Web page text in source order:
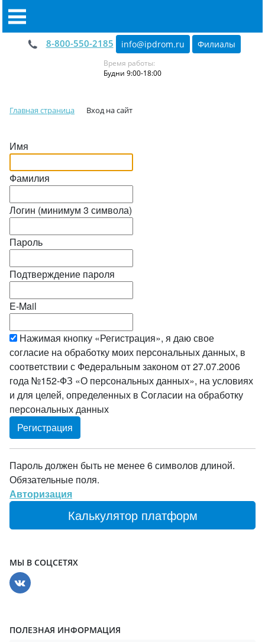
8-800-550-2185 info@ipdrom.ru Филиалы
Время работы:
Будни 9:00-18:00
Главная страница Вход на сайт
Имя
Фамилия
Логин (минимум 3 символа)
Пароль
Подтверждение пароля
E-Mail
Нажимая кнопку «Регистрация», я даю свое
согласие на обработку моих персональных данных, в
соответствии с Федеральным законом от 27.07.2006
года №152-ФЗ «О персональных данных», на условиях
и для целей, определенных в Согласии на обработку
персональных данных
Пароль должен быть не менее 6 символов длиной.
Обязательные поля.
Авторизация
Калькулятор платформ
МЫ В СОЦСЕТЯХ
ПОЛЕЗНАЯ ИНФОРМАЦИЯ